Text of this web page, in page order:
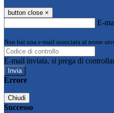
button close ×
E-
Non hai una e-mail associata al nome
E-mail inviata, si prega di
Errore
Chiudi
Successo